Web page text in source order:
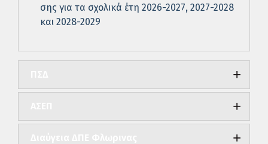
σης για τα σχολικά έτη 2026-2027, 2027-2028
και 2028-2029